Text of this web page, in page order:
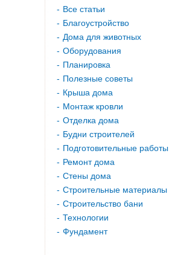
Все статьи
Благоустройство
Дома для животных
Оборудования
Планировка
Полезные советы
Крыша дома
Монтаж кровли
Отделка дома
Будни строителей
Подготовительные работы
Ремонт дома
Стены дома
Строительные материалы
Строительство бани
Технологии
Фундамент